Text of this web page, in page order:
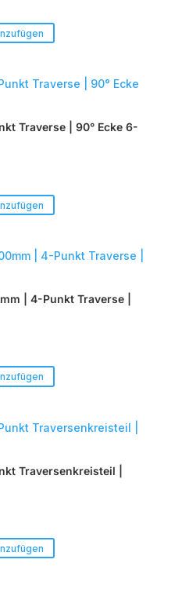
Traverse | 90° Ecke 6-
| 4-Punkt Traverse |
Traversenkreisteil |